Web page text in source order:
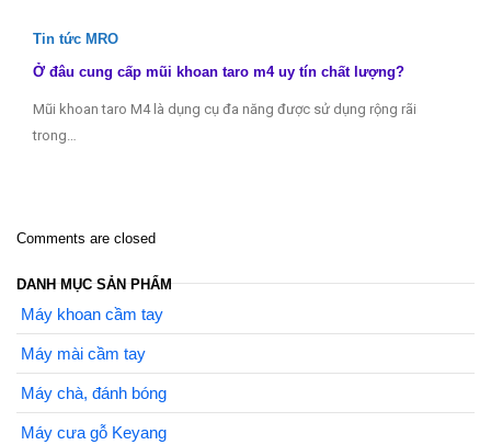
Tin tức MRO
Ở đâu cung cấp mũi khoan taro m4 uy tín chất lượng?
Mũi khoan taro M4 là dụng cụ đa năng được sử dụng rộng rãi
trong…
Comments are closed
DANH MỤC SẢN PHẨM
Máy khoan cầm tay
Máy mài cầm tay
Máy chà, đánh bóng
Máy cưa gỗ Keyang